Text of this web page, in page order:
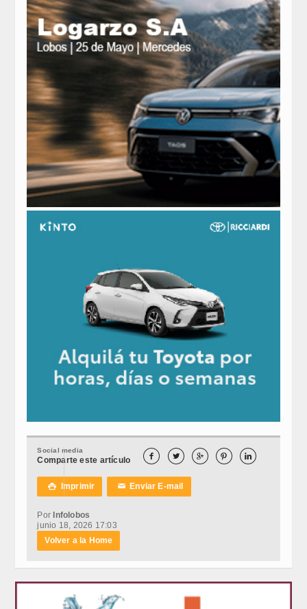
Social media
Comparte este artículo     
 Imprimir ✉Enviar E-mail
Por Infolobos
junio 18, 2026 17:03
Volver a la Home